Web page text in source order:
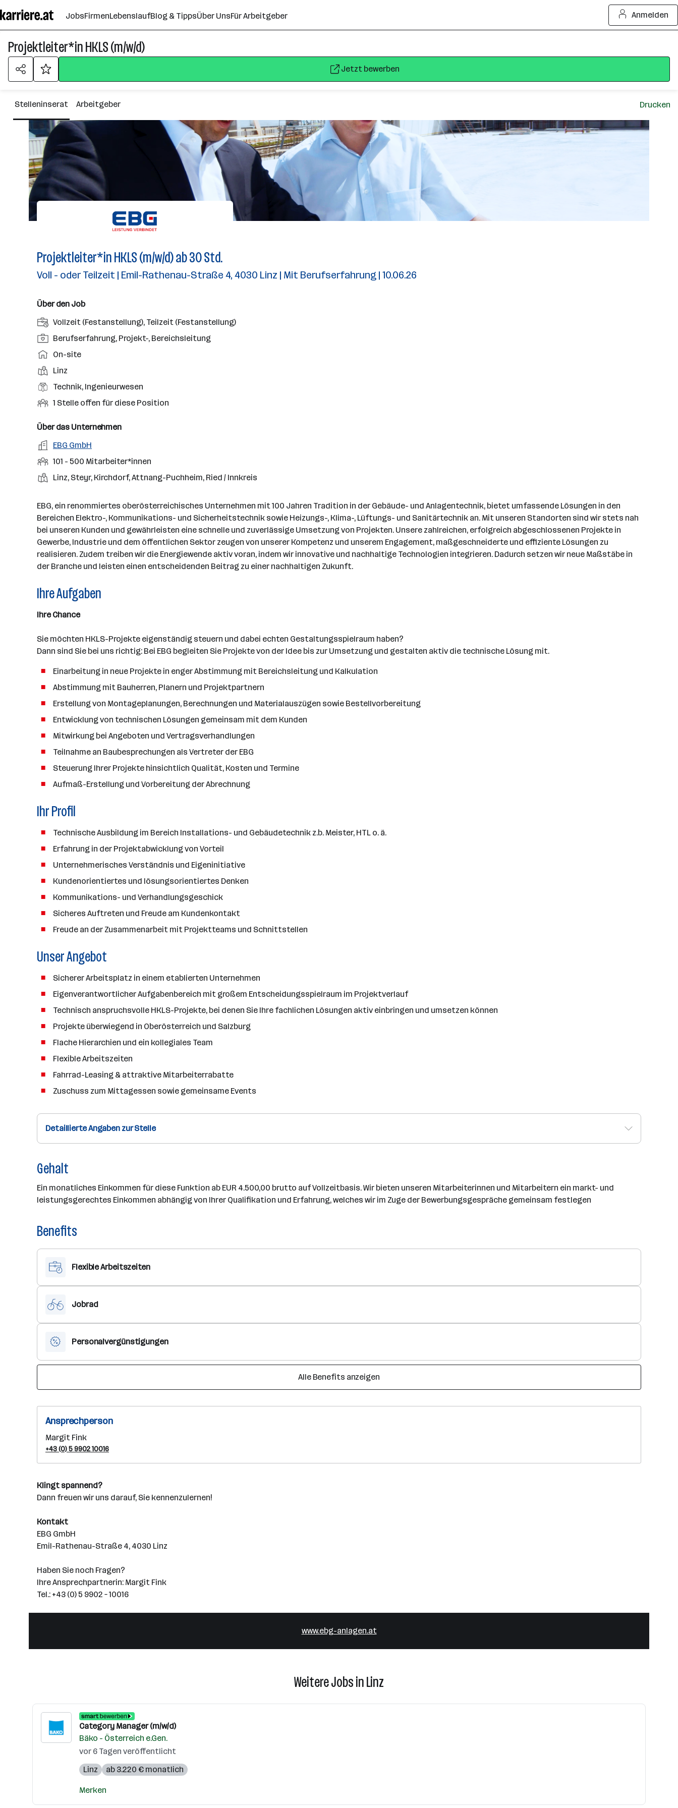
Seiteninhalt
springen
JobsFirmenLebenslaufBlog & TippsÜber UnsFür Arbeitgeber Anmelden
Projektleiter*in HKLS (m/w/d)
Jetzt bewerben
Stelleninserat Arbeitgeber Drucken
Projektleiter*in HKLS (m/w/d) ab 30 Std.
Voll - oder Teilzeit | Emil-Rathenau-Straße 4, 4030 Linz | Mit Berufserfahrung | 10.06.26
Über den Job
A
n
s
t
e
l
u
g
s
r
t
Vollzeit (Festanstellung), Teilzeit (Festanstellung)
P
o
i
t
i
n
e
b
n
Berufserfahrung, Projekt-, Bereichsleitung
A
r
b
e
i
s
m
o
d
e
On-site
D
i
n
t
o
t
Linz
B
e
u
s
f
l
e
r
Technik, Ingenieurwesen
O
f
n
e
S
l
l
e
n
1 Stelle offen für diese Position
Über das Unternehmen
A
r
e
t
g
e
b
e
r
EBG GmbH
M
i
t
r
b
e
i
t
e
n
e
n
a
a
h
101 - 500 Mitarbeiter*innen
S
a
n
d
o
r
t
Linz, Steyr, Kirchdorf, Attnang-Puchheim, Ried / Innkreis
EBG, ein renommiertes oberösterreichisches Unternehmen mit 100 Jahren Tradition in der Gebäude- und Anlagentechnik, bietet umfassende Lösungen in den
Bereichen Elektro-, Kommunikations- und Sicherheitstechnik sowie Heizungs-, Klima-, Lüftungs- und Sanitärtechnik an. Mit unseren Standorten sind wir stets nah
bei unseren Kunden und gewährleisten eine schnelle und zuverlässige Umsetzung von Projekten. Unsere zahlreichen, erfolgreich abgeschlossenen Projekte in
Gewerbe, Industrie und dem öffentlichen Sektor zeugen von unserer Kompetenz und unserem Engagement, maßgeschneiderte und effiziente Lösungen zu
realisieren. Zudem treiben wir die Energiewende aktiv voran, indem wir innovative und nachhaltige Technologien integrieren. Dadurch setzen wir neue Maßstäbe in
der Branche und leisten einen entscheidenden Beitrag zu einer nachhaltigen Zukunft.
Ihre Aufgaben
Ihre Chance
Sie möchten HKLS-Projekte eigenständig steuern und dabei echten Gestaltungsspielraum haben?
Dann sind Sie bei uns richtig: Bei EBG begleiten Sie Projekte von der Idee bis zur Umsetzung und gestalten aktiv die technische Lösung mit.
Einarbeitung in neue Projekte in enger Abstimmung mit Bereichsleitung und Kalkulation
Abstimmung mit Bauherren, Planern und Projektpartnern
Erstellung von Montageplanungen, Berechnungen und Materialauszügen sowie Bestellvorbereitung
Entwicklung von technischen Lösungen gemeinsam mit dem Kunden
Mitwirkung bei Angeboten und Vertragsverhandlungen
Teilnahme an Baubesprechungen als Vertreter der EBG
Steuerung Ihrer Projekte hinsichtlich Qualität, Kosten und Termine
Aufmaß-Erstellung und Vorbereitung der Abrechnung
Ihr Profil
Technische Ausbildung im Bereich Installations- und Gebäudetechnik z.b. Meister, HTL o. ä.
Erfahrung in der Projektabwicklung von Vorteil
Unternehmerisches Verständnis und Eigeninitiative
Kundenorientiertes und lösungsorientiertes Denken
Kommunikations- und Verhandlungsgeschick
Sicheres Auftreten und Freude am Kundenkontakt
Freude an der Zusammenarbeit mit Projektteams und Schnittstellen
Unser Angebot
Sicherer Arbeitsplatz in einem etablierten Unternehmen
Eigenverantwortlicher Aufgabenbereich mit großem Entscheidungsspielraum im Projektverlauf
Technisch anspruchsvolle HKLS-Projekte, bei denen Sie Ihre fachlichen Lösungen aktiv einbringen und umsetzen können
Projekte überwiegend in Oberösterreich und Salzburg
Flache Hierarchien und ein kollegiales Team
Flexible Arbeitszeiten
Fahrrad-Leasing & attraktive Mitarbeiterrabatte
Zuschuss zum Mittagessen sowie gemeinsame Events
Detaillierte Angaben zur Stelle
Gehalt
Ein monatliches Einkommen für diese Funktion ab EUR 4.500,00 brutto auf Vollzeitbasis. Wir bieten unseren Mitarbeiterinnen und Mitarbeitern ein markt- und
leistungsgerechtes Einkommen abhängig von Ihrer Qualifikation und Erfahrung, welches wir im Zuge der Bewerbungsgespräche gemeinsam festlegen
Benefits
Flexible Arbeitszeiten
Jobrad
Personalvergünstigungen
Alle Benefits anzeigen
Ansprechperson
Margit Fink
+43 (0) 5 9902 10016
Klingt spannend?
Dann freuen wir uns darauf, Sie kennenzulernen!
Kontakt
EBG GmbH
Emil-Rathenau-Straße 4, 4030 Linz
Haben Sie noch Fragen?
Ihre Ansprechpartnerin: Margit Fink
Tel.: +43 (0) 5 9902 – 10016
www.ebg-anlagen.at
Weitere Jobs in Linz
Category Manager (m/w/d)
Bäko - Österreich e.Gen.
vor 6 Tagen veröffentlicht
Linz
ab 3.220 € monatlich
Merken